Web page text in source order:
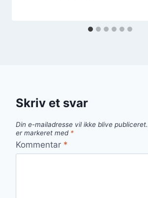
Skriv et svar
Din e-mailadresse vil ikke blive publiceret.
er markeret med *
Kommentar *